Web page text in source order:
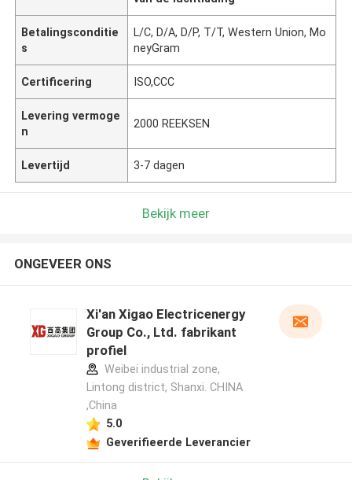
Betalingsconditie
s
L/C, D/A, D/P, T/T, Western Union, Mo
neyGram
Certificering ISO,CCC
Levering vermoge
n
2000 REEKSEN
Levertijd 3-7 dagen
Bekijk meer
ONGEVEER ONS
Xi'an Xigao Electricenergy
Group Co., Ltd. fabrikant
profiel
Weibei industrial zone,
Lintong district, Shanxi. CHINA
,China
5.0
Geverifieerde Leverancier